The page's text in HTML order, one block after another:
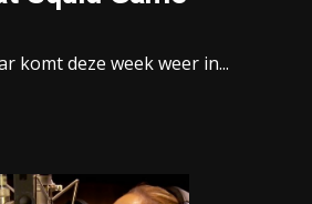
komt deze week weer in...